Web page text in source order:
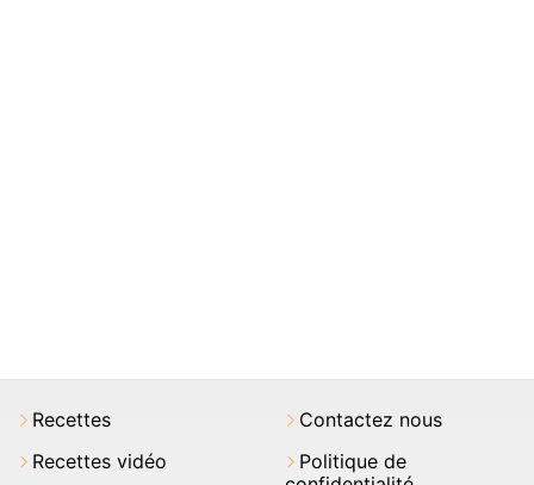
Recettes
Recettes vidéo
Contactez nous
Politique de